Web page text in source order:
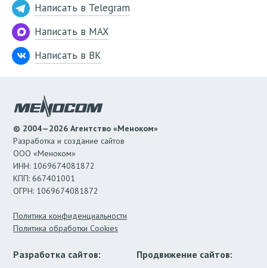
Написать в Telegram
Написать в MAX
Написать в ВК
© 2004—2026 Агентство «Меноком»
Разработка и создание сайтов
ООО «Меноком»
ИНН: 1069674081872
КПП: 667401001
ОГРН: 1069674081872
Политика конфиденциальности
Политика обработки Cookies
Разработка сайтов: Продвижение сайтов: